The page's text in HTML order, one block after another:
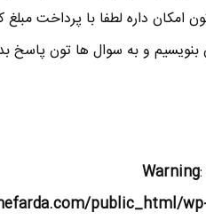
امکان داره لطفا با پرداخت
بنویسیم و به سوال ها تون پاسخ
Warning
public_html/